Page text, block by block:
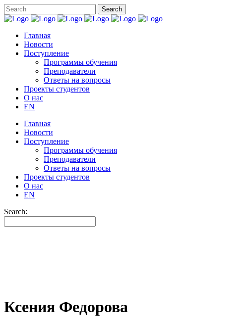
Главная
Новости
Поступление
Программы обучения
Преподаватели
Ответы на вопросы
Проекты студентов
О нас
EN
Главная
Новости
Поступление
Программы обучения
Преподаватели
Ответы на вопросы
Проекты студентов
О нас
EN
Search:
Ксения Федорова